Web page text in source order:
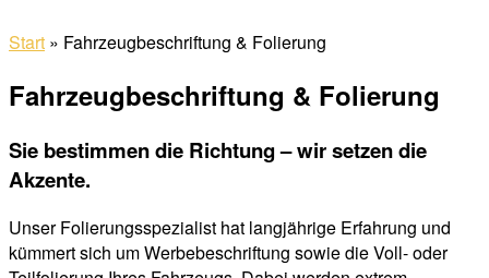
Start » Fahrzeugbeschriftung & Folierung
Fahrzeugbeschriftung & Folierung
Sie bestimmen die Richtung – wir setzen die
Akzente.
Unser Folierungsspezialist hat langjährige Erfahrung und
kümmert sich um Werbebeschriftung sowie die Voll- oder